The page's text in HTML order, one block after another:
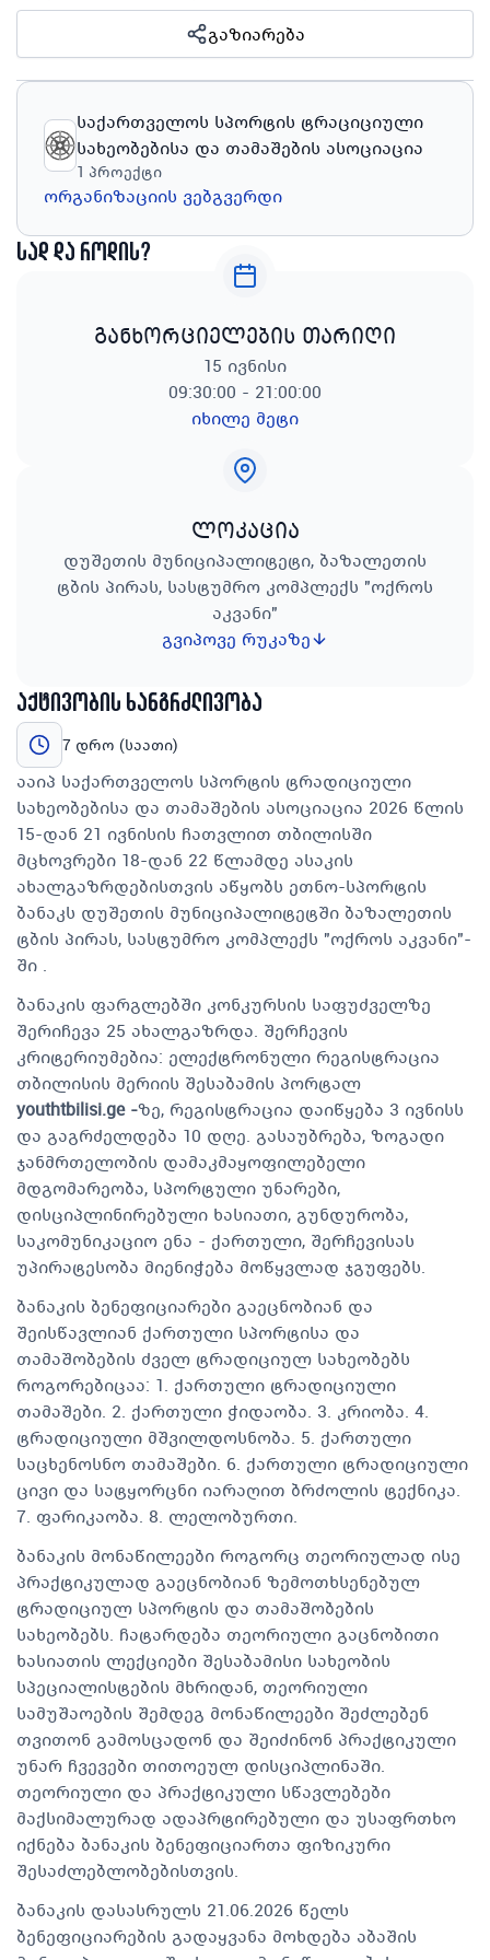
გაზიარება
საქართველოს სპორტის ტრაციციული
სახეობებისა და თამაშების ასოციაცია
1 პროექტი
ორგანიზაციის ვებგვერდი
სად და როდის?
განხორციელების თარიღი
15 ივნისი
09:30:00 - 21:00:00
იხილე მეტი
ლოკაცია
დუშეთის მუნიციპალიტეტი, ბაზალეთის
ტბის პირას, სასტუმრო კომპლექს "ოქროს
აკვანი"
გვიპოვე რუკაზე
აქტივობის ხანგრძლივობა
7 დრო (საათი)
ააიპ საქართველოს სპორტის ტრადიციული
სახეობებისა და თამაშების ასოციაცია 2026 წლის
15-დან 21 ივნისის ჩათვლით თბილისში
მცხოვრები 18-დან 22 წლამდე ასაკის
ახალგაზრდებისთვის აწყობს ეთნო-სპორტის
ბანაკს დუშეთის მუნიციპალიტეტში ბაზალეთის
ტბის პირას, სასტუმრო კომპლექს "ოქროს აკვანი"-
ში .
ბანაკის ფარგლებში კონკურსის საფუძველზე
შერიჩევა 25 ახალგაზრდა. შერჩევის
კრიტერიუმებია: ელექტრონული რეგისტრაცია
თბილისის მერიის შესაბამის პორტალ
youthtbilisi.ge -ზე, რეგისტრაცია დაიწყება 3 ივნისს
და გაგრძელდება 10 დღე. გასაუბრება, ზოგადი
ჯანმრთელობის დამაკმაყოფილებელი
მდგომარეობა, სპორტული უნარები,
დისციპლინირებული ხასიათი, გუნდურობა,
საკომუნიკაციო ენა - ქართული, შერჩევისას
უპირატესობა მიენიჭება მოწყვლად ჯგუფებს.
ბანაკის ბენეფიციარები გაეცნობიან და
შეისწავლიან ქართული სპორტისა და
თამაშობების ძველ ტრადიციულ სახეობებს
როგორებიცაა: 1. ქართული ტრადიციული
თამაშები. 2. ქართული ჭიდაობა. 3. კრიობა. 4.
ტრადიციული მშვილდოსნობა. 5. ქართული
საცხენოსნო თამაშები. 6. ქართული ტრადიციული
ცივი და სატყორცნი იარაღით ბრძოლის ტექნიკა.
7. ფარიკაობა. 8. ლელობურთი.
ბანაკის მონაწილეები როგორც თეორიულად ისე
პრაქტიკულად გაეცნობიან ზემოთხსენებულ
ტრადიციულ სპორტის და თამაშობების
სახეობებს. ჩატარდება თეორიული გაცნობითი
ხასიათის ლექციები შესაბამისი სახეობის
სპეციალისტების მხრიდან, თეორიული
სამუშაოების შემდეგ მონაწილეები შეძლებენ
თვითონ გამოსცადონ და შეიძინონ პრაქტიკული
უნარ ჩვევები თითოეულ დისციპლინაში.
თეორიული და პრაქტიკული სწავლებები
მაქსიმალურად ადაპრტირებული და უსაფრთხო
იქნება ბანაკის ბენეფიციართა ფიზიკური
შესაძლებლობებისთვის.
ბანაკის დასასრულს 21.06.2026 წელს
ბენეფიციარების გადაყვანა მოხდება აბაშის